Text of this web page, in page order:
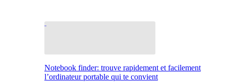
Notebook finder: trouve rapidement et facilement
l’ordinateur portable qui te convient